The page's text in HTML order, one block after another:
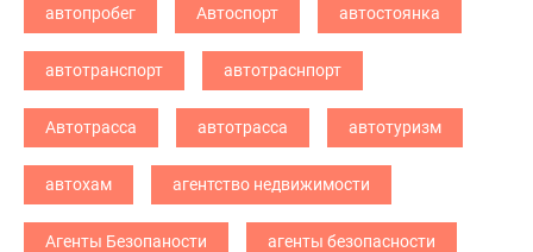
автопробег Автоспорт автостоянка
автотранспорт автотраснпорт
Автотрасса автотрасса автотуризм
автохам агентство недвижимости
Агенты Безопаности агенты безопасности